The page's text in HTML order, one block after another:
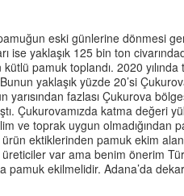
eski günlerine dönmesi
yaklaşık 125 bin ton
pamuk toplandı. 2020 yılında
yaklaşık yüzde 20’si
yarısından fazlası Çukurova
Çukurovamızda katma değeri
ve toprak uygun olmadığından
ektiklerinden pamuk ekim
var ama benim önerim
ekilmelidir. Adana’da